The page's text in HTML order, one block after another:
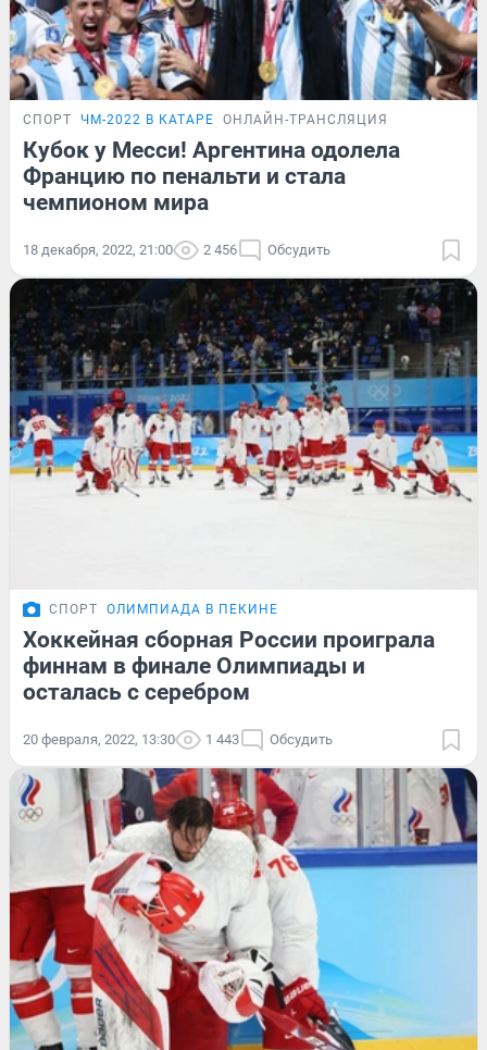
СПОРТ ЧМ-2022 В КАТАРЕ ОНЛАЙН-ТРАНСЛЯЦИЯ
Кубок у Месси! Аргентина одолела
Францию по пенальти и стала
чемпионом мира
18 декабря, 2022, 21:00 2 456 Обсудить
СПОРТ ОЛИМПИАДА В ПЕКИНЕ
Хоккейная сборная России проиграла
финнам в финале Олимпиады и
осталась с серебром
20 февраля, 2022, 13:30 1 443 Обсудить